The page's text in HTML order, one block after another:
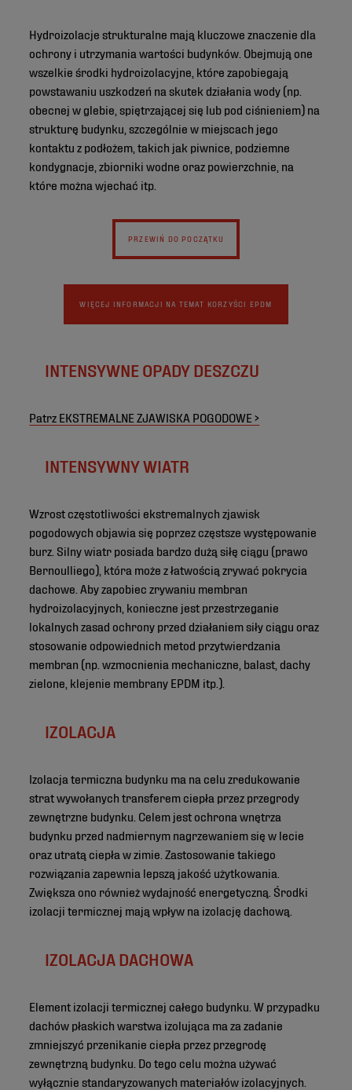
Hydroizolacje strukturalne mają kluczowe znaczenie dla
ochrony i utrzymania wartości budynków. Obejmują one
wszelkie środki hydroizolacyjne, które zapobiegają
powstawaniu uszkodzeń na skutek działania wody (np.
obecnej w glebie, spiętrzającej się lub pod ciśnieniem) na
strukturę budynku, szczególnie w miejscach jego
kontaktu z podłożem, takich jak piwnice, podziemne
kondygnacje, zbiorniki wodne oraz powierzchnie, na
które można wjechać itp.
PRZEWIŃ DO POCZĄTKU
WIĘCEJ INFORMACJI NA TEMAT KORZYŚCI EPDM
INTENSYWNE OPADY DESZCZU
Patrz EKSTREMALNE ZJAWISKA POGODOWE >
INTENSYWNY WIATR
Wzrost częstotliwości ekstremalnych zjawisk
pogodowych objawia się poprzez częstsze występowanie
burz. Silny wiatr posiada bardzo dużą siłę ciągu (prawo
Bernoulliego), która może z łatwością zrywać pokrycia
dachowe. Aby zapobiec zrywaniu membran
hydroizolacyjnych, konieczne jest przestrzeganie
lokalnych zasad ochrony przed działaniem siły ciągu oraz
stosowanie odpowiednich metod przytwierdzania
membran (np. wzmocnienia mechaniczne, balast, dachy
zielone, klejenie membrany EPDM itp.).
IZOLACJA
Izolacja termiczna budynku ma na celu zredukowanie
strat wywołanych transferem ciepła przez przegrody
zewnętrzne budynku. Celem jest ochrona wnętrza
budynku przed nadmiernym nagrzewaniem się w lecie
oraz utratą ciepła w zimie. Zastosowanie takiego
rozwiązania zapewnia lepszą jakość użytkowania.
Zwiększa ono również wydajność energetyczną. Środki
izolacji termicznej mają wpływ na izolację dachową.
IZOLACJA DACHOWA
Element izolacji termicznej całego budynku. W przypadku
dachów płaskich warstwa izolująca ma za zadanie
zmniejszyć przenikanie ciepła przez przegrodę
zewnętrzną budynku. Do tego celu można używać
wyłącznie standaryzowanych materiałów izolacyjnych.